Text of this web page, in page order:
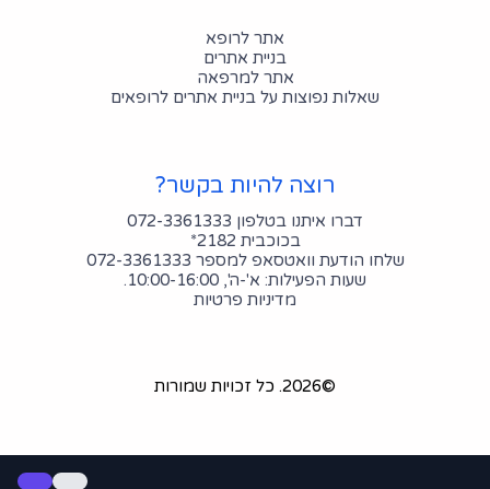
אתר לרופא
בניית אתרים
אתר למרפאה
שאלות נפוצות על בניית אתרים לרופאים
רוצה להיות בקשר?
דברו איתנו בטלפון 072-3361333
בכוכבית 2182*
שלחו הודעת וואטסאפ למספר 072-3361333
שעות הפעילות: א'-ה', 10:00-16:00.
מדיניות פרטיות
©2026. כל זכויות שמורות